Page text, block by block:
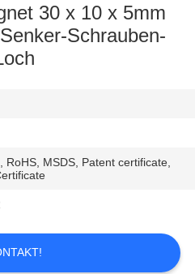
30 x 10 x 5mm
Schrauben-
RoHS, MSDS, Patent certificate,